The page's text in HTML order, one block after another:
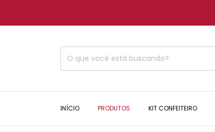
INÍCIO PRODUTOS KIT CONFEITEIRO